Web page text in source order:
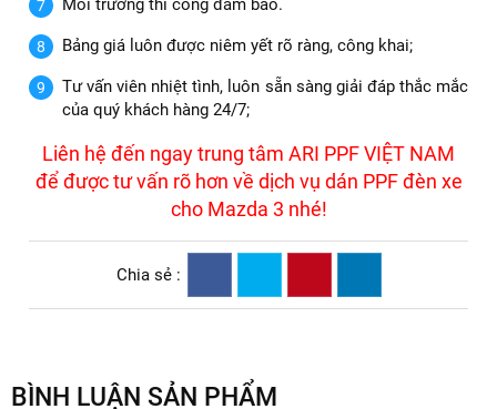
Môi trường thi công đảm bảo.
Bảng giá luôn được niêm yết rõ ràng, công khai;
Tư vấn viên nhiệt tình, luôn sẵn sàng giải đáp thắc mắc
của quý khách hàng 24/7;
Liên hệ đến ngay trung tâm ARI PPF VIỆT NAM
để được tư vấn rõ hơn về dịch vụ dán PPF đèn xe
cho Mazda 3 nhé!
Chia sẻ :
BÌNH LUẬN SẢN PHẨM